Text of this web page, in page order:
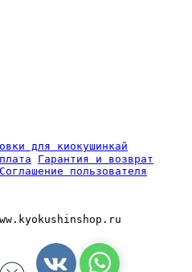
Гарантия и возврат
Соглашение пользователя